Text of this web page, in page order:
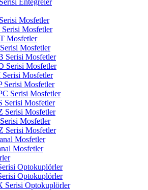
Entegreler
Mosfetler
Serisi Mosfetler
Mosfetler
Mosfetler
Serisi Mosfetler
Serisi Mosfetler
Mosfetler
Serisi Mosfetler
Serisi Mosfetler
Serisi Mosfetler
Serisi Mosfetler
Mosfetler
Serisi Mosfetler
Mosfetler
Mosfetler
Optokuplörler
Optokuplörler
Serisi Optokuplörler